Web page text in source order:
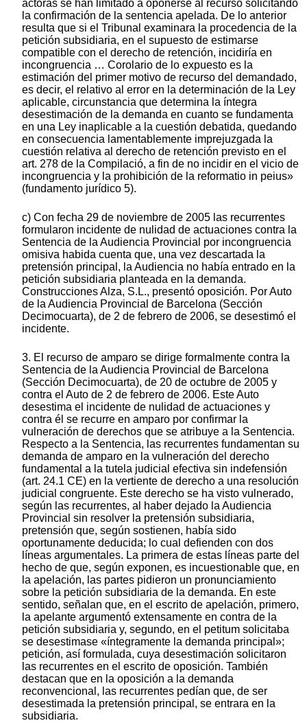
actoras se han limitado a oponerse al recurso solicitando
la confirmación de la sentencia apelada. De lo anterior
resulta que si el Tribunal examinara la procedencia de la
petición subsidiaria, en el supuesto de estimarse
compatible con el derecho de retención, incidiría en
incongruencia … Corolario de lo expuesto es la
estimación del primer motivo de recurso del demandado,
es decir, el relativo al error en la determinación de la Ley
aplicable, circunstancia que determina la íntegra
desestimación de la demanda en cuanto se fundamenta
en una Ley inaplicable a la cuestión debatida, quedando
en consecuencia lamentablemente imprejuzgada la
cuestión relativa al derecho de retención previsto en el
art. 278 de la Compilació, a fin de no incidir en el vicio de
incongruencia y la prohibición de la reformatio in peius»
(fundamento jurídico 5).
c) Con fecha 29 de noviembre de 2005 las recurrentes
formularon incidente de nulidad de actuaciones contra la
Sentencia de la Audiencia Provincial por incongruencia
omisiva habida cuenta que, una vez descartada la
pretensión principal, la Audiencia no había entrado en la
petición subsidiaria planteada en la demanda.
Construcciones Alza, S.L., presentó oposición. Por Auto
de la Audiencia Provincial de Barcelona (Sección
Decimocuarta), de 2 de febrero de 2006, se desestimó el
incidente.
3. El recurso de amparo se dirige formalmente contra la
Sentencia de la Audiencia Provincial de Barcelona
(Sección Decimocuarta), de 20 de octubre de 2005 y
contra el Auto de 2 de febrero de 2006. Este Auto
desestima el incidente de nulidad de actuaciones y
contra él se recurre en amparo por confirmar la
vulneración de derechos que se atribuye a la Sentencia.
Respecto a la Sentencia, las recurrentes fundamentan su
demanda de amparo en la vulneración del derecho
fundamental a la tutela judicial efectiva sin indefensión
(art. 24.1 CE) en la vertiente de derecho a una resolución
judicial congruente. Este derecho se ha visto vulnerado,
según las recurrentes, al haber dejado la Audiencia
Provincial sin resolver la pretensión subsidiaria,
pretensión que, según sostienen, había sido
oportunamente deducida; lo cual defienden con dos
líneas argumentales. La primera de estas líneas parte del
hecho de que, según exponen, es incuestionable que, en
la apelación, las partes pidieron un pronunciamiento
sobre la petición subsidiaria de la demanda. En este
sentido, señalan que, en el escrito de apelación, primero,
la apelante argumentó extensamente en contra de la
petición subsidiaria y, segundo, en el petitum solicitaba
se desestimase «íntegramente la demanda principal»;
petición, así formulada, cuya desestimación solicitaron
las recurrentes en el escrito de oposición. También
destacan que en la oposición a la demanda
reconvencional, las recurrentes pedían que, de ser
desestimada la pretensión principal, se entrara en la
subsidiaria.